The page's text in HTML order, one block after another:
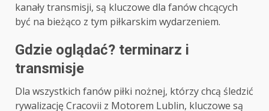
kanały transmisji, są kluczowe dla fanów chcących
być na bieżąco z tym piłkarskim wydarzeniem.
Gdzie oglądać? terminarz i
transmisje
Dla wszystkich fanów piłki nożnej, którzy chcą śledzić
rywalizację Cracovii z Motorem Lublin, kluczowe są